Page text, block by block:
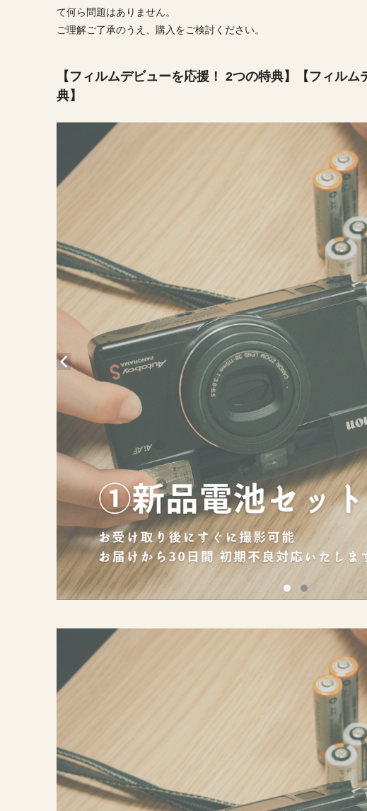
て何ら問題はありません。
ご理解ご了承のうえ、購入をご検討ください。
【フィルムデビューを応援！ 2つの特典】【フィル
典】